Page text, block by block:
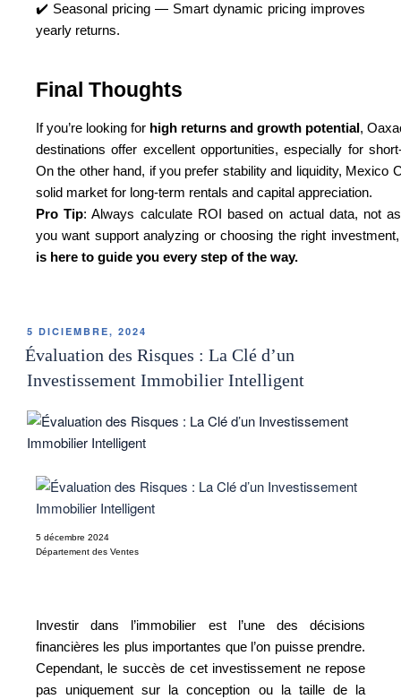
✔️ Seasonal pricing — Smart dynamic pricing improves
yearly returns.
Final Thoughts
If you’re looking for high returns and growth potential,
destinations offer excellent opportunities, especially for
On the other hand, if you prefer stability and liquidity, Mexico
solid market for long-term rentals and capital appreciation.
Pro Tip: Always calculate ROI based on actual data, not
you want support analyzing or choosing the right
is here to guide you every step of the way.
5 DICIEMBRE, 2024
Évaluation des Risques : La Clé d’un
Investissement Immobilier Intelligent
5 décembre 2024
Département des Ventes
Investir dans l’immobilier est l’une des décisions
financières les plus importantes que l’on puisse prendre.
Cependant, le succès de cet investissement ne repose
pas uniquement sur la conception ou la taille de la